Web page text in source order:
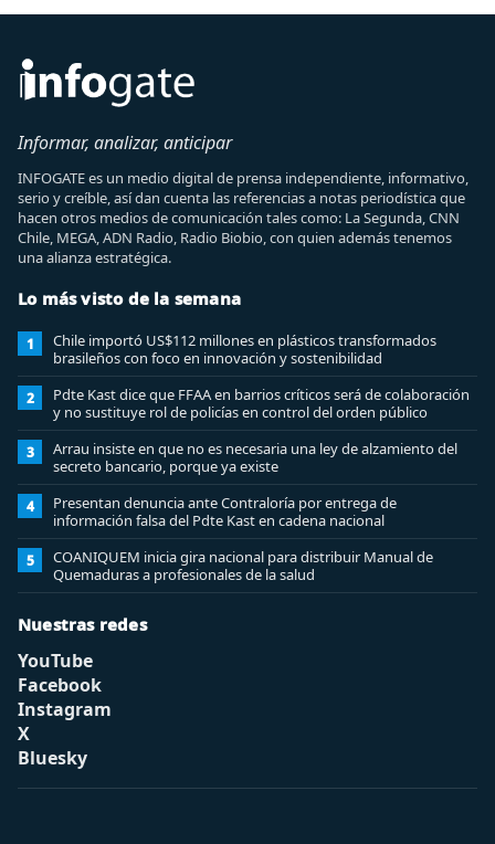
Informar, analizar, anticipar
INFOGATE es un medio digital de prensa independiente, informativo,
serio y creíble, así dan cuenta las referencias a notas periodística que
hacen otros medios de comunicación tales como: La Segunda, CNN
Chile, MEGA, ADN Radio, Radio Biobio, con quien además tenemos
una alianza estratégica.
Lo más visto de la semana
1
Chile importó US$112 millones en plásticos transformados
brasileños con foco en innovación y sostenibilidad
2
Pdte Kast dice que FFAA en barrios críticos será de colaboración
y no sustituye rol de policías en control del orden público
3
Arrau insiste en que no es necesaria una ley de alzamiento del
secreto bancario, porque ya existe
4
Presentan denuncia ante Contraloría por entrega de
información falsa del Pdte Kast en cadena nacional
5
COANIQUEM inicia gira nacional para distribuir Manual de
Quemaduras a profesionales de la salud
Nuestras redes
YouTube
Facebook
Instagram
X
Bluesky